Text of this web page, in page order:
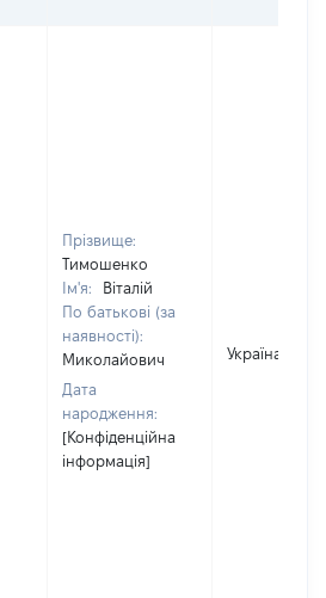
Прізвище:
Тимошенко
Ім'я:
Віталій
По батькові (за
наявності):
Миколайович
Дата
народження:
[Конфіденційна
інформація]
Україна